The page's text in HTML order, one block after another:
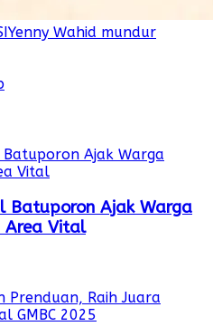
Yenny Wahid mundur
Batuporon Ajak Warga
Area Vital